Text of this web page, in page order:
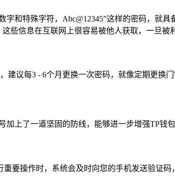
和特殊字符，Abc@12345”这样的密码，就
些信息在互联网上很容易被他人获取，一旦被
建议每3 - 6个月更换一次密码，就像定期更换
上了一道坚固的防线，能够进一步增强TP钱包
要操作时，系统会及时向您的手机发送验证